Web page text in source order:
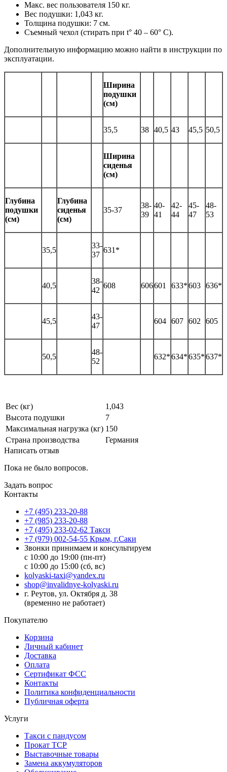
Макс. вес пользователя 150 кг.
Вес подушки: 1,043 кг.
Толщина подушки: 7 см.
Съемный чехол (стирать при t° 40 – 60° C).
Дополнительную информацию можно найти в инструкции по
эксплуатации.
Ширина
подушки
(см)
35,5 38 40,5 43 45,5 50,5
Ширина
сиденья
(см)
Глубина
подушки
(см)
Глубина
сиденья
(см)
35-37
38-
39
40-
41
42-
44
45-
47
48-
53
35,5
33-
37
631*
40,5
38-
42
608 606601 633*603 636*
45,5
43-
47
604 607 602 605
50,5
48-
52
632*634*635*637*
Вес (кг)
1,043
Высота подушки
7
Максимальная нагрузка (кг) 150
Страна производства
Германия
Написать отзыв
Пока не было вопросов.
Задать вопрос
Контакты
+7 (495) 233-20-88
+7 (985) 233-20-88
+7 (495) 233-02-62 Такси
+7 (979) 002-54-55 Крым, г.Саки
Звонки принимаем и консультируем
с 10:00 до 19:00 (пн-пт)
с 10:00 до 15:00 (сб, вс)
kolyaski-taxi@yandex.ru
shop@invalidnye-kolyaski.ru
г. Реутов, ул. Октября д. 38
(временно не работает)
Покупателю
Корзина
Личный кабинет
Доставка
Оплата
Сертификат ФСС
Контакты
Политика конфиденциальности
Публичная оферта
Услуги
Такси с пандусом
Прокат ТСР
Выставочные товары
Замена аккумуляторов